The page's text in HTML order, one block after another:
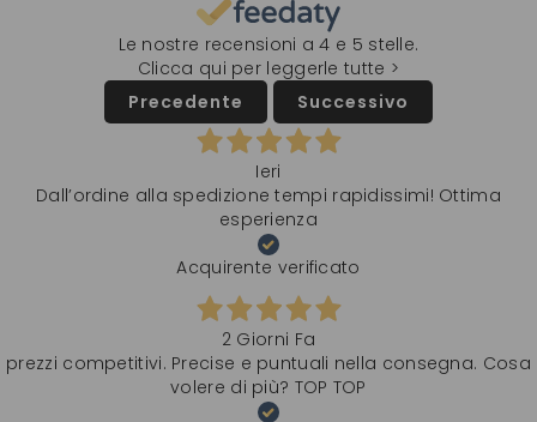
Le nostre recensioni a 4 e 5 stelle.
Clicca qui per leggerle tutte >
Precedente
Successivo
Ieri
Dall’ordine alla spedizione tempi rapidissimi! Ottima
esperienza
Acquirente verificato
2 Giorni Fa
prezzi competitivi. Precise e puntuali nella consegna. Cosa
volere di più? TOP TOP